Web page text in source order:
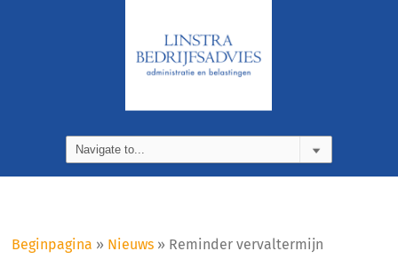
Beginpagina » Nieuws » Reminder vervaltermijn